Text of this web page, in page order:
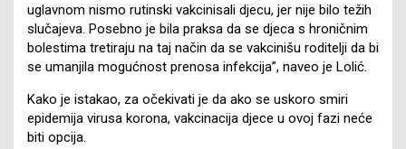
uglavnom nismo rutinski vakcinisali djecu, jer nije bilo težih
slučajeva. Posebno je bila praksa da se djeca s hroničnim
bolestima tretiraju na taj način da se vakcinišu roditelji da bi
se umanjila mogućnost prenosa infekcija”, naveo je Lolić.
Kako je istakao, za očekivati je da ako se uskoro smiri
epidemija virusa korona, vakcinacija djece u ovoj fazi neće
biti opcija.